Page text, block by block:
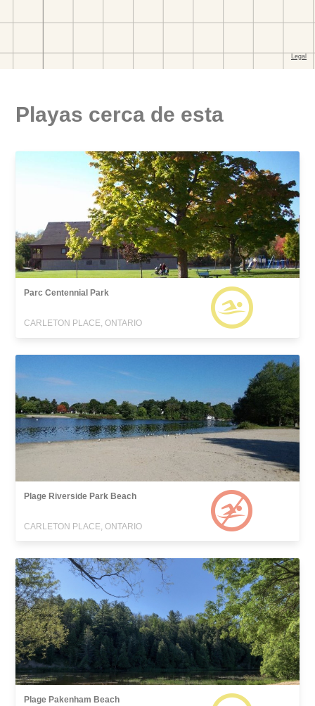
Playas cerca de esta
Parc Centennial Park
CARLETON PLACE, ONTARIO
Plage Riverside Park Beach
CARLETON PLACE, ONTARIO
Plage Pakenham Beach